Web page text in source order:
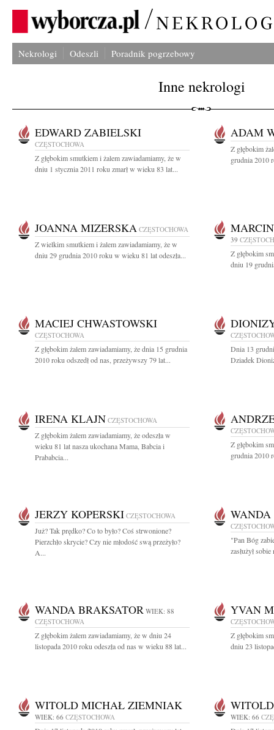
Nekrologi Odeszli Poradnik pogrzebowy
Inne nekrologi
EDWARD ZABIELSKI
CZĘSTOCHOWA
Z głębokim smutkiem i żalem zawiadamiamy, że w
dniu 1 stycznia 2011 roku zmarł w wieku 83 lat...
ADAM
Z głębokim
grudnia 2010
JOANNA MIZERSKA CZĘSTOCHOWA
Z wielkim smutkiem i żalem zawiadamiamy, że w
dniu 29 grudnia 2010 roku w wieku 81 lat odeszła...
39
Z głębokim
dniu 19
MACIEJ CHWASTOWSKI
CZĘSTOCHOWA
Z głębokim żalem zawiadamiamy, że dnia 15 grudnia
2010 roku odszedł od nas, przeżywszy 79 lat...
Dnia 13
Dziadek
IRENA KLAJN CZĘSTOCHOWA
Z głębokim żalem zawiadamiamy, że odeszła w
wieku 81 lat nasza ukochana Mama, Babcia i
Prababcia...
Z głębokim
grudnia 2010
JERZY KOPERSKI CZĘSTOCHOWA
Już? Tak prędko? Co to było? Coś strwonione?
Pierzchło skrycie? Czy nie młodość swą przeżyło?
A...
WANDA
"Pan Bóg
zasłużył
WANDA BRAKSATOR WIEK: 88
CZĘSTOCHOWA
Z głębokim żalem zawiadamiamy, że w dniu 24
listopada 2010 roku odeszła od nas w wieku 88 lat...
YVAN
Z głębokim
dniu 23
WITOLD MICHAŁ ZIEMNIAK
WIEK: 66 CZĘSTOCHOWA WIEK: 66